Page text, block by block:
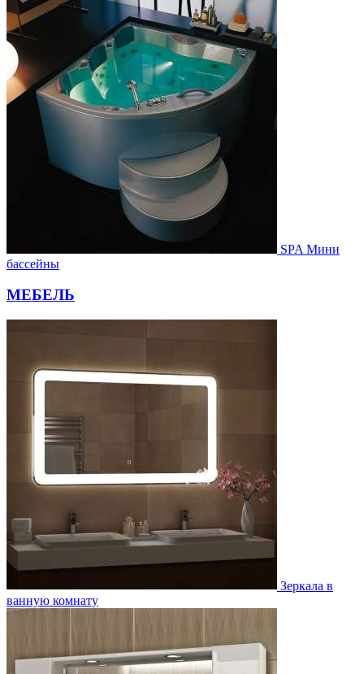
SPA Мини
бассейны
МЕБЕЛЬ
Зеркала в
ванную комнату